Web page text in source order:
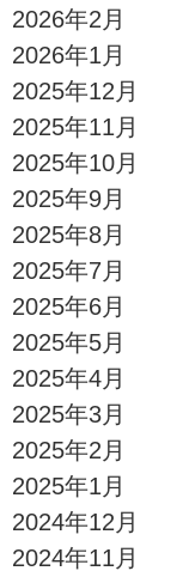
2026年2月
2026年1月
2025年12月
2025年11月
2025年10月
2025年9月
2025年8月
2025年7月
2025年6月
2025年5月
2025年4月
2025年3月
2025年2月
2025年1月
2024年12月
2024年11月